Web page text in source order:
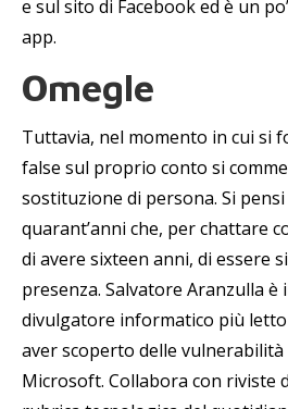
e sul sito di Facebook ed è un
app.
Omegle
Tuttavia, nel momento in cui si
false sul proprio conto si
sostituzione di persona. Si
quarant’anni che, per chattare
di avere sixteen anni, di essere
presenza. Salvatore Aranzulla è
divulgatore informatico più
aver scoperto delle vulnerabilità
Microsoft. Collabora con riviste